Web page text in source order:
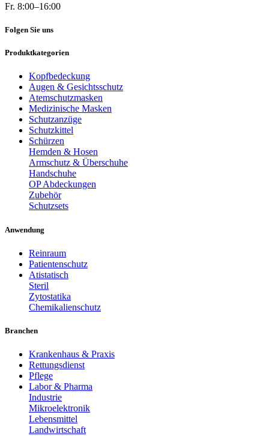
Fr. 8:00–16:00
Folgen Sie uns
Produktkategorien
Kopfbedeckung
Augen & Gesichtsschutz
Atemschutzmasken
Medizinische Masken
Schutzanzüge
Schutzkittel
Schürzen
Hemden & Hosen
Armschutz & Überschuhe
Handschuhe
OP Abdeckungen
Zubehör
Schutzsets
Anwendung
Reinraum
Patientenschutz
Atistatisch
Steril
Zytostatika
Chemikalienschutz
Branchen
Krankenhaus & Praxis
Rettungsdienst
Pflege
Labor & Pharma
Industrie
Mikroelektronik
Lebensmittel
Landwirtschaft